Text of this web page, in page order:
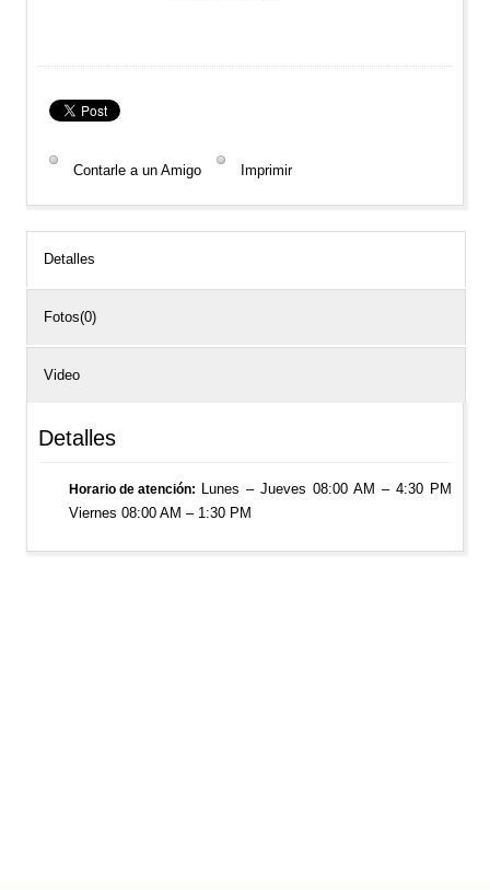
Contarle a un Amigo Imprimir
Detalles
Fotos(0)
Video
Detalles
Horario de atención
Lunes – Jueves 08:00 AM – 4:30 PM
Viernes 08:00 AM – 1:30 PM